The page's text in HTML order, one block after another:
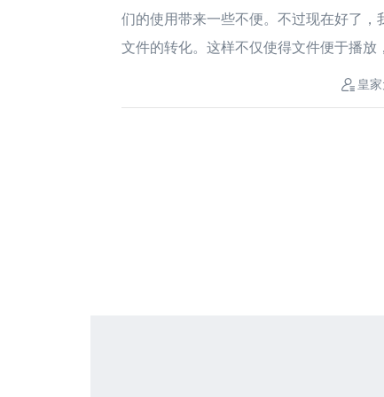
们的使用带来一些不便。不过现在好了
文件的转化。这样不仅使得文件便于播放
皇